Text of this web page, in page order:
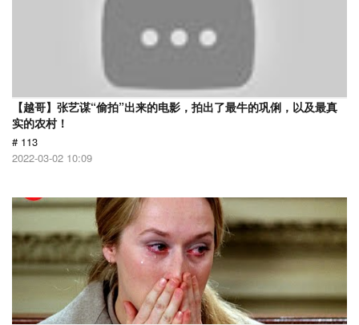
【越哥】张艺谋“偷拍”出来的电影，拍出了最牛的巩俐，以及最真
实的农村！
# 113
2022-03-02 10:09